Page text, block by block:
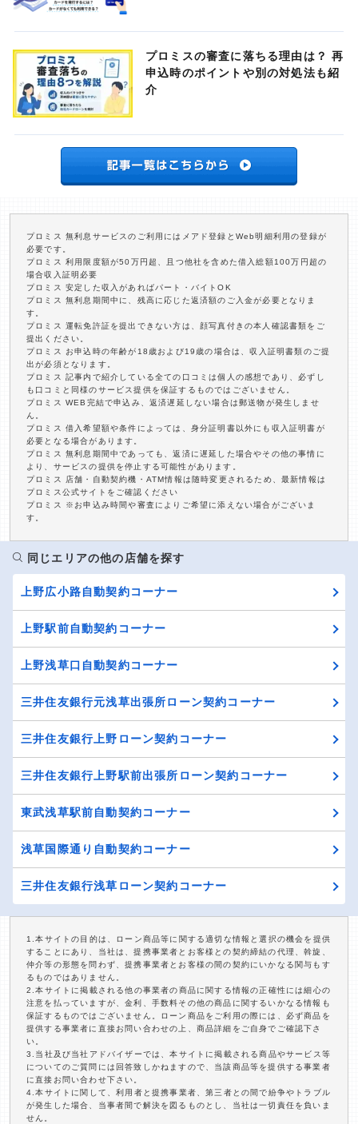
プロミスの審査に落ちる理由は？ 再
申込時のポイントや別の対処法も紹
介
プロミス 無利息サービスのご利用にはメアド登録とWeb明細利用の登録が
必要です。
プロミス 利用限度額が50万円超、且つ他社を含めた借入総額100万円超の
場合収入証明必要
プロミス 安定した収入があればパート・バイトOK
プロミス 無利息期間中に、残高に応じた返済額のご入金が必要となりま
す。
プロミス 運転免許証を提出できない方は、顔写真付きの本人確認書類をご
提出ください。
プロミス お申込時の年齢が18歳および19歳の場合は、収入証明書類のご提
出が必須となります。
プロミス 記事内で紹介している全ての口コミは個人の感想であり、必ずし
も口コミと同様のサービス提供を保証するものではございません。
プロミス WEB完結で申込み、返済遅延しない場合は郵送物が発生しませ
ん。
プロミス 借入希望額や条件によっては、身分証明書以外にも収入証明書が
必要となる場合があります。
プロミス 無利息期間中であっても、返済に遅延した場合やその他の事情に
より、サービスの提供を停止する可能性があります。
プロミス 店舗・自動契約機・ATM情報は随時変更されるため、最新情報は
プロミス公式サイトをご確認ください
プロミス ※お申込み時間や審査によりご希望に添えない場合がございま
す。
同じエリアの他の店舗を探す
上野広小路自動契約コーナー
上野駅前自動契約コーナー
上野浅草口自動契約コーナー
三井住友銀行元浅草出張所ローン契約コーナー
三井住友銀行上野ローン契約コーナー
三井住友銀行上野駅前出張所ローン契約コーナー
東武浅草駅前自動契約コーナー
浅草国際通り自動契約コーナー
三井住友銀行浅草ローン契約コーナー
1.本サイトの目的は、ローン商品等に関する適切な情報と選択の機会を提供
することにあり、当社は、提携事業者とお客様との契約締結の代理、斡旋、
仲介等の形態を問わず、提携事業者とお客様の間の契約にいかなる関与もす
るものではありません。
2.本サイトに掲載される他の事業者の商品に関する情報の正確性には細心の
注意を払っていますが、金利、手数料その他の商品に関するいかなる情報も
保証するものではございません。ローン商品をご利用の際には、必ず商品を
提供する事業者に直接お問い合わせの上、商品詳細をご自身でご確認下さ
い。
3.当社及び当社アドバイザーでは、本サイトに掲載される商品やサービス等
についてのご質問には回答致しかねますので、当該商品等を提供する事業者
に直接お問い合わせ下さい。
4.本サイトに関して、利用者と提携事業者、第三者との間で紛争やトラブル
が発生した場合、当事者間で解決を図るものとし、当社は一切責任を負いま
せん。